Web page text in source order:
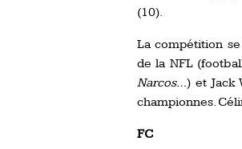
(10).
La compétition
de la NFL
Narcos…) et Jack
championnes.
FC